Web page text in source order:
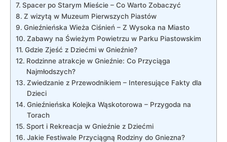
Spacer po Starym Mieście – Co Warto Zobaczyć
Z​ wizytą w Muzeum Pierwszych Piastów
Gnieźnieńska⁣ Wieża Ciśnień – Z Wysoka na‍ Miasto
Zabawy na Świeżym Powietrzu‍ w Parku Piastowskim
Gdzie Zjeść ​z Dziećmi w​ Gnieźnie?
Rodzinne atrakcje w Gnieźnie:⁢ Co ⁤Przyciąga
Najmłodszych?
Zwiedzanie z Przewodnikiem – Interesujące ⁢Fakty dla
Dzieci
Gnieźnieńska Kolejka Wąskotorowa – Przygoda na
Torach
Sport i Rekreacja ​w ‌Gnieźnie z Dziećmi
Jakie ‍Festiwale ⁤Przyciągną Rodziny do Gniezna?